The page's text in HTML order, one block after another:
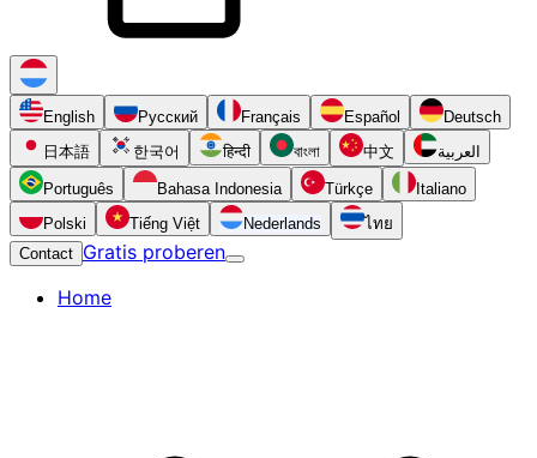
English Русский Français Español
Deutsch
日本語
한국어 हिन्दी বাংলা 中文 العربية
Português Bahasa Indonesia Türkçe
Italiano
Polski
Tiếng Việt Nederlands
ไทย
Contact Gratis proberen
Home